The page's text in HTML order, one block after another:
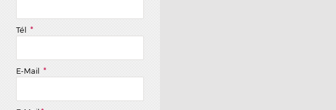
Tél *
E-Mail *